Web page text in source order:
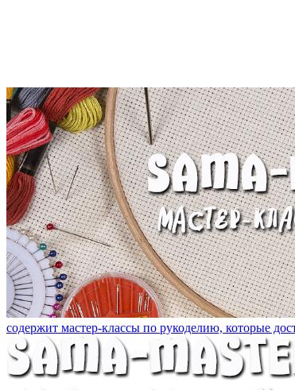
содержит мастер-классы по рукоделию, которые